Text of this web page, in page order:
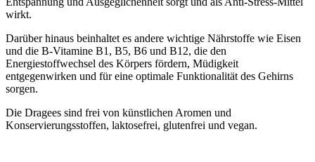
wirkt.
Darüber hinaus beinhaltet es andere wichtige Nährstoffe wie Eisen
und die B-Vitamine B1, B5, B6 und B12, die den
Energiestoffwechsel des Körpers fördern, Müdigkeit
entgegenwirken und für eine optimale Funktionalität des Gehirns
sorgen.
Die Dragees sind frei von künstlichen Aromen und
Konservierungsstoffen, laktosefrei, glutenfrei und vegan.